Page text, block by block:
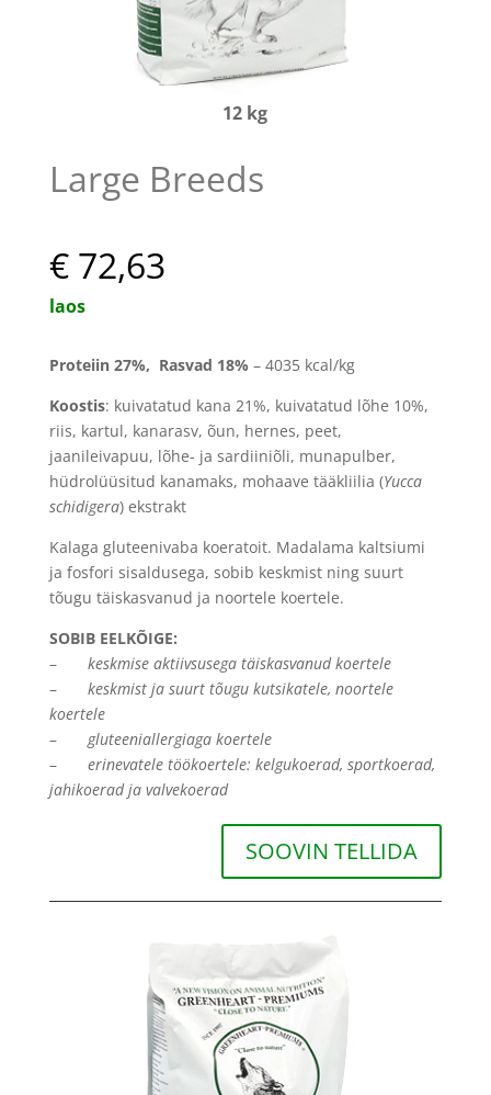
12 kg
Large Breeds
€ 72,63
laos
Proteiin 27%, Rasvad 18% – 4035 kcal/kg
Koostis: kuivatatud kana 21%, kuivatatud lõhe 10%,
riis, kartul, kanarasv, õun, hernes, peet,
jaanileivapuu, lõhe- ja sardiiniõli, munapulber,
hüdrolüüsitud kanamaks, mohaave tääkliilia (Yucca
schidigera) ekstrakt
Kalaga gluteenivaba koeratoit. Madalama kaltsiumi
ja fosfori sisaldusega, sobib keskmist ning suurt
tõugu täiskasvanud ja noortele koertele.
SOBIB EELKÕIGE:
– keskmise aktiivsusega täiskasvanud koertele
–
keskmist ja suurt tõugu kutsikatele, noortele
koertele
–
gluteeniallergiaga koertele
–
erinevatele töökoertele: kelgukoerad, sportkoerad,
jahikoerad ja valvekoerad
SOOVIN TELLIDA